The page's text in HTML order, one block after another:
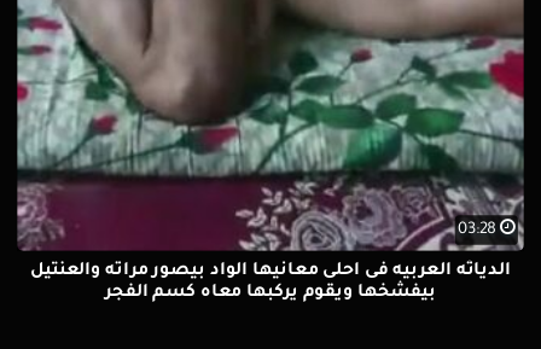
03:28
الدياثه العربيه فى احلى معانيها الواد بيصور مراته والعنتيل
بيفشخها ويقوم يركبها معاه كسم الفجر